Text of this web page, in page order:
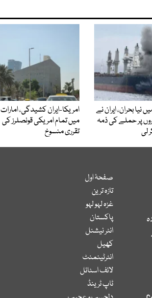
نیا بحران، ایران نے
پر حملے کی ذمہ
لی
امریکا-ایران کشیدگی، امارات
میں تمام امریکی قونصلرز کی
تقرری منسوخ
صفحۂ اول
تازہ ترین
غزہ لہو لہو
پاکستان
انٹر نیشنل
کھیل
انٹرٹینمنٹ
لائف اسٹائل
ٹاپ ٹرینڈ